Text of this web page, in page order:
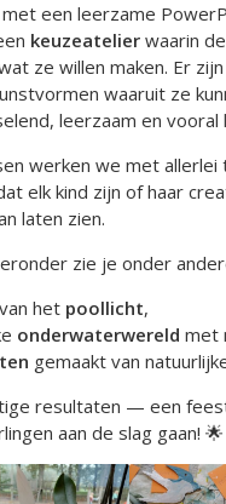
met een leerzame
keuzeatelier waarin
ze willen maken. Er
waaruit ze
leerzaam en vooral
werken we met allerlei
elk kind zijn of haar
laten zien.
zie je onder
het poollicht,
onderwaterwereld met
gemaakt van
resultaten — een
aan de slag gaan! 🌟